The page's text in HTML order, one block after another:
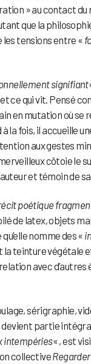
» au contact
que la
les tensions entre «
signifiant
ce qui vit. Pensé
en mutation où
la fois, il accueille
aux gestes
côtoie le
et témoin de
poétique
de latex, objets
nomme des «
teinture végétale
avec
sérigraphie,
partie
intempéries« , est
collective